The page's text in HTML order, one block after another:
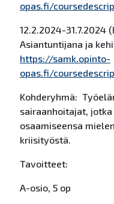
opas.fi/
12.2.2024-31.7.2024
Asiantuntijana ja
https://samk.opinto-
opas.fi/
Kohderyhmä:
sairaanhoitajat,
osaamiseensa
kriisityöstä.
Tavoitteet:
A-osio, 5 op